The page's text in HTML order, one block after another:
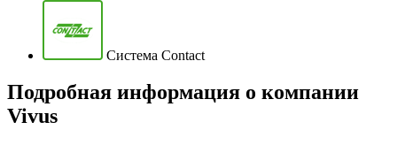
Система Contact
Подробная информация о компании
Vivus